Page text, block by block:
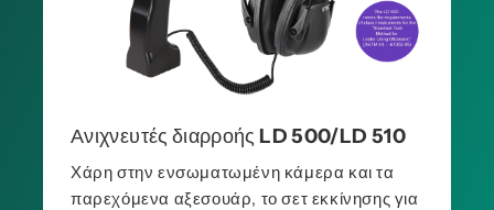
Ανιχνευτές διαρροής LD 500/LD 510
Χάρη στην ενσωματωμένη κάμερα και τα
παρεχόμενα αξεσουάρ, το σετ εκκίνησης για